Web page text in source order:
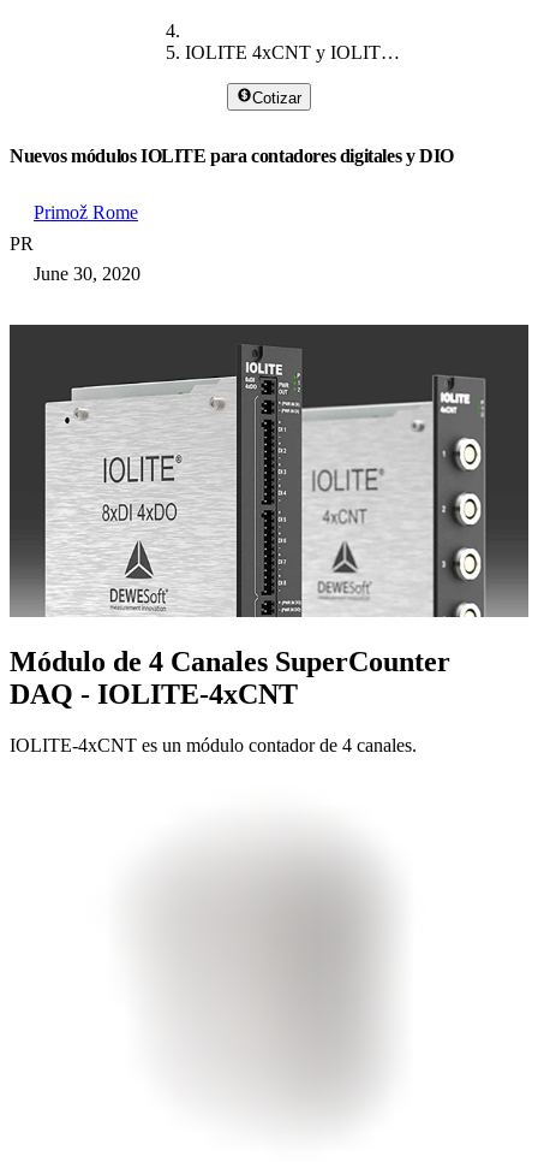
IOLITE 4xCNT y IOLITE 8xDI-4xDO
Cotizar
Nuevos módulos IOLITE para contadores digitales y DIO
PR
Primož Rome
June 30, 2020
Módulo de 4 Canales SuperCounter
DAQ - IOLITE-4xCNT
IOLITE-4xCNT es un módulo contador de 4 canales.